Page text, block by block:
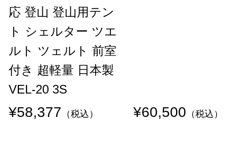
応 登山 登山用テン
ト シェルター ツエ
ルト ツェルト 前室
付き 超軽量 日本製
VEL-20 3S
¥58,377 （税込） ¥60,500 （税込）